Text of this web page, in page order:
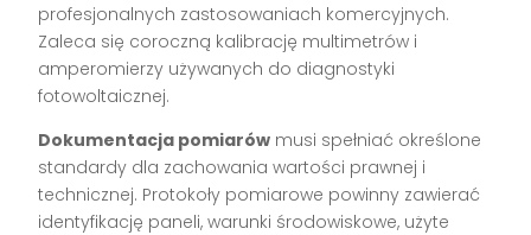
profesjonalnych zastosowaniach komercyjnych.
Zaleca się coroczną kalibrację multimetrów i
amperomierzy używanych do diagnostyki
fotowoltaicznej.
Dokumentacja pomiarów musi spełniać określone
standardy dla zachowania wartości prawnej i
technicznej. Protokoły pomiarowe powinny zawierać
identyfikację paneli, warunki środowiskowe, użyte